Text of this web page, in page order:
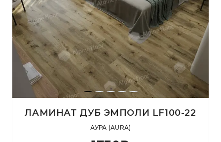
ЛАМИНАТ ДУБ ЭМПОЛИ LF100-22
АУРА (AURA)